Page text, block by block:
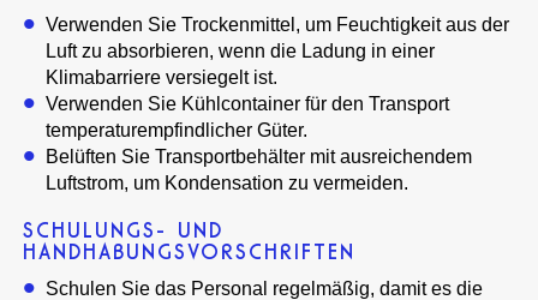
Verwenden Sie Trockenmittel, um Feuchtigkeit aus der
Luft zu absorbieren, wenn die Ladung in einer
Klimabarriere versiegelt ist.
Verwenden Sie Kühlcontainer für den Transport
temperaturempfindlicher Güter.
Belüften Sie Transportbehälter mit ausreichendem
Luftstrom, um Kondensation zu vermeiden.
SCHULUNGS- UND
HANDHABUNGSVORSCHRIFTEN
Schulen Sie das Personal regelmäßig, damit es die